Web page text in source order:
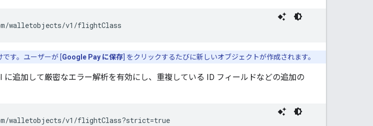
walletobjects/v1/flightClass
です。ユーザーが [Google Pay に保存 ] をクリックするたびに新しいオブジェクトが作成されます。
に追加して厳密なエラー解析を有効にし、重複している ID フィールドなどの追加の
walletobjects/v1/flightClass?strict=true